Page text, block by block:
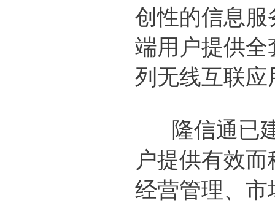
创性的信息
端用户提供
列无线互联
隆信通已建
户提供有效
经营管理、